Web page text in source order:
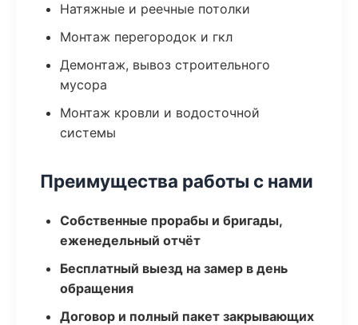
Натяжные и реечные потолки
Монтаж перегородок и гкл
Демонтаж, вывоз строительного
мусора
Монтаж кровли и водосточной
системы
Преимущества работы с нами
Собственные прорабы и бригады,
еженедельный отчёт
Бесплатный выезд на замер в день
обращения
Договор и полный пакет закрывающих